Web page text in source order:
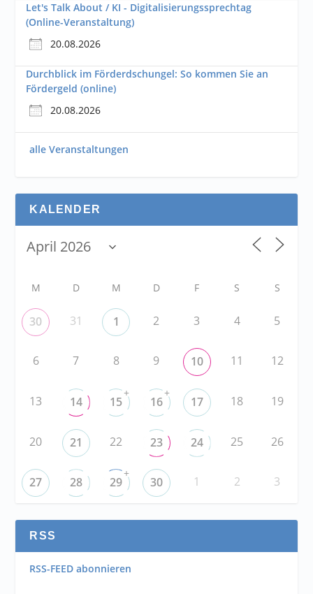
Let's Talk About / KI - Digitalisierungssprechtag
(Online-Veranstaltung)
20.08.2026
Durchblick im Förderdschungel: So kommen Sie an
Fördergeld (online)
20.08.2026
alle Veranstaltungen
KALENDER
M D M D F S S
30 31 1 2 3 4 5
6 7 8 9 10 11 12
13 14 15
+
16
+
17 18 19
20 21 22 23 24 25 26
27 28 29
+
30 1 2 3
RSS
RSS-FEED abonnieren